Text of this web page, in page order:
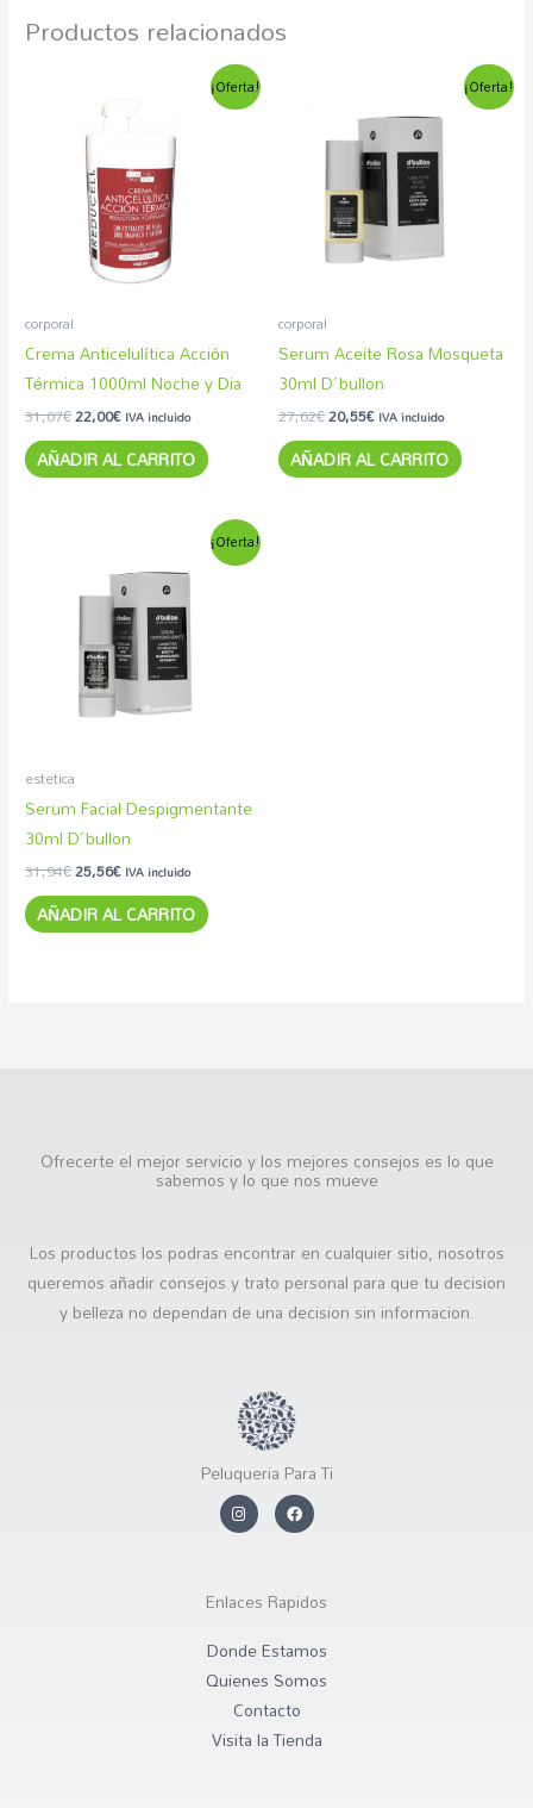
Productos relacionados
¡Oferta!
corporal
Crema Anticelulítica Acción
Térmica 1000ml Noche y Dia
31,07€
original
era:
31,07€.
22,00€
actual
IVA incluido
AÑADIR AL CARRITO
¡Oferta!
corporal
Serum Aceite Rosa Mosqueta
30ml D´bullon
27,62€
original
era:
27,62€.
20,55€
actual
es:
20,55€.
IVA incluido
AÑADIR AL CARRITO
¡Oferta!
estetica
Serum Facial Despigmentante
30ml D´bullon
31,94€
original
era:
31,94€.
25,56€
actual
es:
25,56€.
IVA incluido
AÑADIR AL CARRITO
Ofrecerte el mejor servicio y los mejores consejos es lo que
sabemos y lo que nos mueve
Los productos los podras encontrar en cualquier sitio, nosotros
queremos añadir consejos y trato personal para que tu decision
y belleza no dependan de una decision sin informacion.
Peluqueria Para Ti
In
s
ra
F
a
c
o
k
Enlaces Rapidos
Donde Estamos
Quienes Somos
Contacto
Visita la Tienda